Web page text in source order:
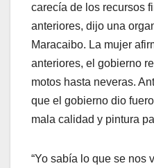
carecía de los recursos
anteriores, dijo una
Maracaibo. La mujer
anteriores, el gobierno
motos hasta neveras.
que el gobierno dio
mala calidad y pintura
“Yo sabía lo que se nos